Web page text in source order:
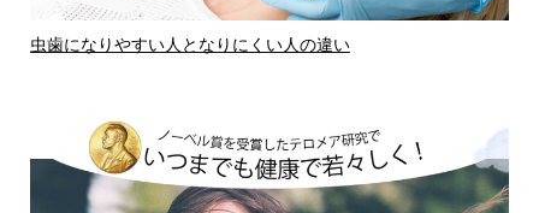
虫歯になりやすい人となりにくい人の違い